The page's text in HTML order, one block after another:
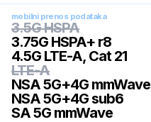
mobilni prenos podataka
3.5G HSPA
3.75G HSPA+ r8
4.5G LTE-A, Cat 21
LTE-A
NSA 5G+4G mmWave
NSA 5G+4G sub6
SA 5G mmWave